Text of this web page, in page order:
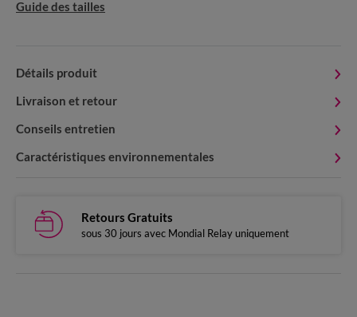
Guide des tailles
Détails produit
Livraison et retour
Conseils entretien
Caractéristiques environnementales
Retours Gratuits
sous 30 jours avec Mondial Relay uniquement